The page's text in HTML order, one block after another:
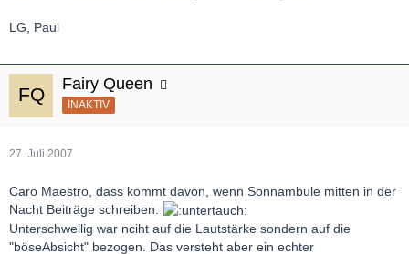
LG, Paul
Fairy Queen
INAKTIV
27. Juli 2007
Caro Maestro, dass kommt davon, wenn Sonnambule mitten in der
Nacht Beiträge schreiben.
Unterschwellig war nciht auf die Lautstärke sondern auf die
"böseAbsicht" bezogen. Das versteht aber ein echter